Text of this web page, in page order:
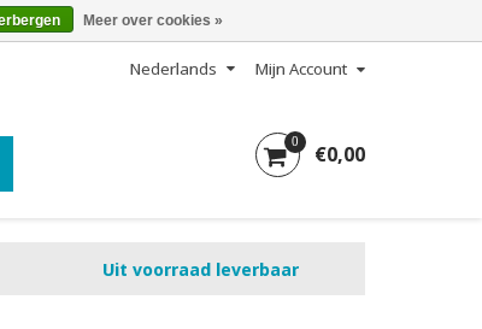
Nederlands Mijn Account
0 €0,00
Uit voorraad leverbaar
Meer over cookies »